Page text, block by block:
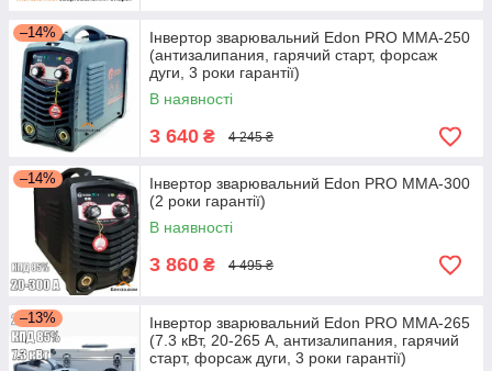
–14%
Інвертор зварювальний Edon PRO MMA-250
(антизалипания, гарячий старт, форсаж
дуги, 3 роки гарантії)
В наявності
3 640 ₴ 4 245 ₴
–14%
Інвертор зварювальний Edon PRO MMA-300
(2 роки гарантії)
В наявності
3 860 ₴ 4 495 ₴
–13%
Інвертор зварювальний Edon PRO MMA-265
(7.3 кВт, 20-265 А, антизалипания, гарячий
старт, форсаж дуги, 3 роки гарантії)